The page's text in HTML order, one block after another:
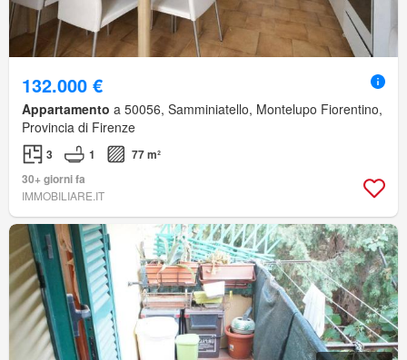
132.000 €
Appartamento a 50056, Samminiatello, Montelupo Fiorentino,
Provincia di Firenze
3 1
77 m²
30+ giorni fa
IMMOBILIARE.IT